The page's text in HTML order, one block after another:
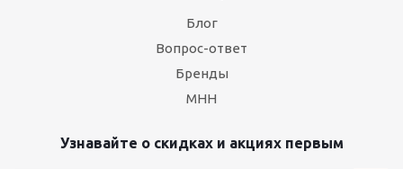
Блог
Вопрос-ответ
Бренды
МНН
Узнавайте о скидках и акциях первым